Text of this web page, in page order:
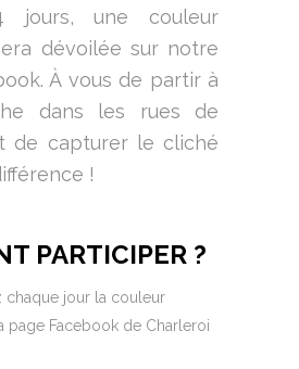
jours, une couleur
dévoilée sur notre
À vous de partir à
dans les rues de
de capturer le cliché
!
PARTICIPER ?
chaque jour la couleur
page Facebook de Charleroi